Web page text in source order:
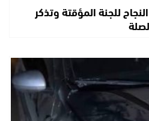
للجنة المؤقتة وتذكر